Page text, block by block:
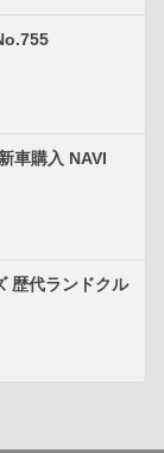
車購入 NAVI
歴代ランドクル